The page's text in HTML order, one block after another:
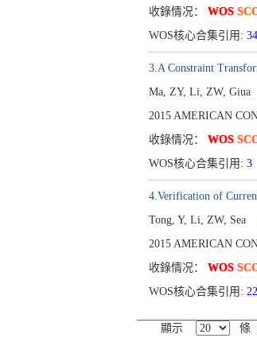
收錄情况： WOS
WOS核心合集引用: 34
3.A Constraint
Ma, ZY, Li, ZW, Giua
2015 AMERICAN
收錄情况： WOS
WOS核心合集引用: 3
4.Verification of
Tong, Y, Li, ZW, Sea
2015 AMERICAN
收錄情况： WOS
WOS核心合集引用: 22
顯示
條